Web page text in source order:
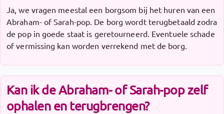
Ja, we vragen meestal een borgsom bij het huren van een
Abraham- of Sarah-pop. De borg wordt terugbetaald zodra
de pop in goede staat is geretourneerd. Eventuele schade
of vermissing kan worden verrekend met de borg.
Kan ik de Abraham- of Sarah-pop zelf
ophalen en terugbrengen?